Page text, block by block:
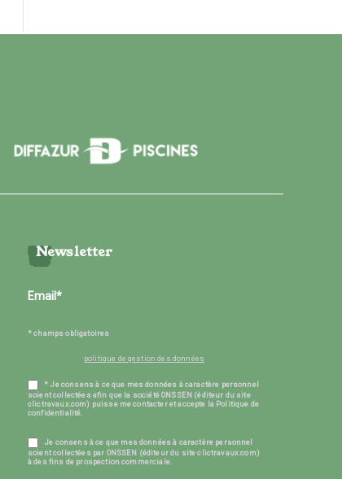
Newsletter
* champs obligatoires
politique de gestion des données
* Je consens à ce que mes données à caractère personnel
soient collectées afin que la société ONSSEN (éditeur du site
clictravaux.com) puisse me contacter et accepte la Politique de
confidentialité.
Je consens à ce que mes données à caractère personnel
soient collectées par ONSSEN (éditeur du site clictravaux.com)
à des fins de prospection commerciale.